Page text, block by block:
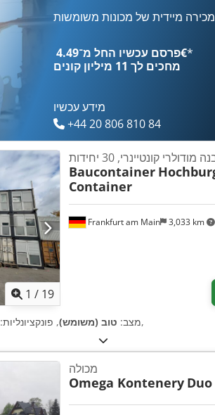
מכירה מיידית של מכונות משומשות
פרסם עכשיו החל מ־‏4.49 ‏€*
מחכים לך 11 מיליון קונים
מידע עכשיו
+44 20 806 810 84
1 / 19
Frankfurt am Main 3,033 km
Baucontainer
Container
מצב: טוב (משומש), פונקציונליות: ,
מכולה
Omega Kontenery Duo